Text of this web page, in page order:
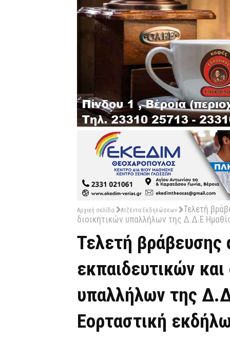
Αρχική σελίδα Ατζέντα Εκδηλώσεων
Τελετή
διοικητικών υπαλλήλων της Δ.Δ.Ε
Τελετή
εκπαιδευτικών και
υπαλλήλων της
Εορταστική